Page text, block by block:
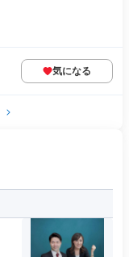
気になる